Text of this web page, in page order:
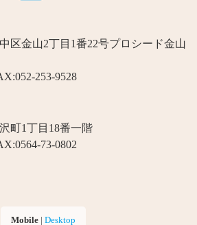
区金山2丁目1番22号プロシード金山
253-9528
町1丁目18番一階
73-0802
Mobile | Desktop